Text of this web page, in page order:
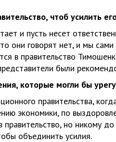
чтоб усилить
и пусть несет
они говорят нет, и мы
в правительство
были
которые могли бы
правительства,
экономики, по
но никому
объединить усилия.